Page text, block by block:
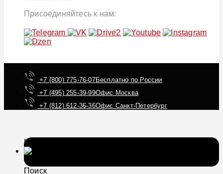
Присоединяйтесь к нам:
+7 (800) 775-76-07Бесплатно по России
+7 (495) 255-39-99Офис Москва
+7 (812) 612-36-36Офис Санкт-Петербург
Каталог
Поиск